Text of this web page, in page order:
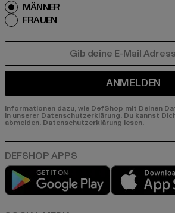
MÄNNER
FRAUEN
ANMELDEN
Informationen dazu, wie DefShop mit Deinen
in unserer Datenschutzerklärung. Du kannst
abmelden. Datenschutzerklärung lesen.
Play market